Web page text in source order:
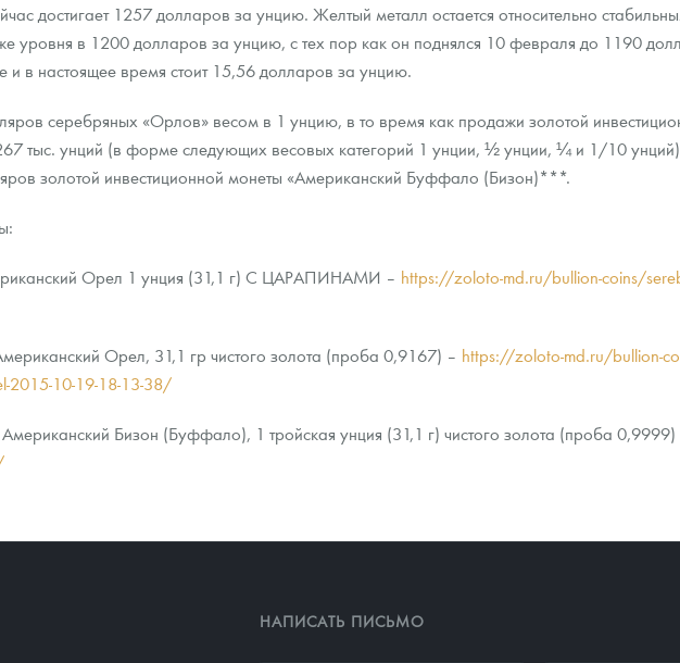
достигает 1257 долларов за унцию. Желтый металл остается относительно
уровня в 1200 долларов за унцию, с тех пор как он поднялся 10 февраля до 1190
и в настоящее время стоит 15,56 долларов за унцию.
серебряных «Орлов» весом в 1 унцию, в то время как продажи золотой
тыс. унций (в форме следующих весовых категорий 1 унции, ½ унции, ¼ и 1/10
золотой инвестиционной монеты «Американский Буффало (Бизон)***.
Орел 1 унция (31,1 г) С ЦАРАПИНАМИ – https://zoloto-md.ru/bullion-coins/
Орел, 31,1 гр чистого золота (проба 0,9167) – https://zoloto-md.ru/bullion-
2015-10-19-18-13-38/
Бизон (Буффало), 1 тройская унция (31,1 г) чистого золота (проба 0,9999)
НАПИСАТЬ ПИСЬМО